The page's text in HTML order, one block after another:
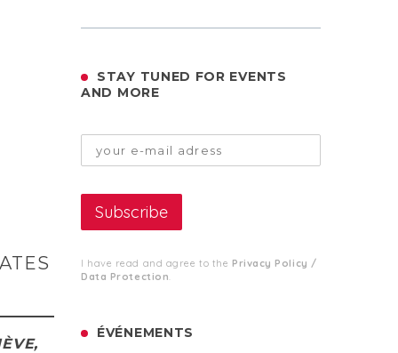
STAY TUNED FOR EVENTS
AND MORE
I have read and agree to the Privacy Policy /
Data Protection
ÉVÉNEMENTS